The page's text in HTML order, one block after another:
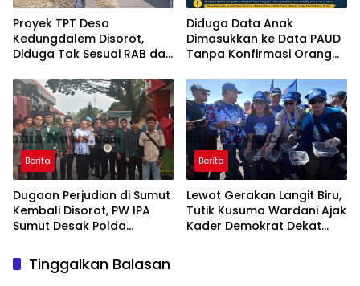
Proyek TPT Desa
Kedungdalem Disorot,
Diduga Tak Sesuai RAB dan
Diduga Data Anak
Dimasukkan ke Data PAUD
Tanpa Konfirmasi Orang
Disebut Terdampak
Berita
Dugaan Perjudian di Sumut
Kembali Disorot, PW IPA
Sumut Desak Polda
Berita
Lewat Gerakan Langit Biru,
Tutik Kusuma Wardani Ajak
Kader Demokrat Dekat
Tinggalkan Balasan